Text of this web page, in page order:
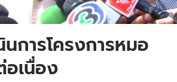
นการโครงการหมอ
เนื่อง